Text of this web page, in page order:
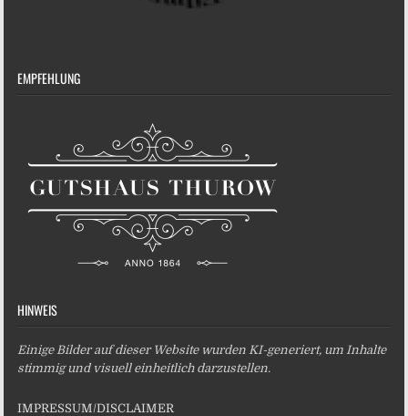
EMPFEHLUNG
HINWEIS
Einige Bilder auf dieser Website wurden KI-generiert, um Inhalte
stimmig und visuell einheitlich darzustellen.
IMPRESSUM/DISCLAIMER